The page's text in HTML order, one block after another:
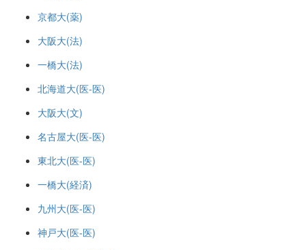
京都大(薬)
大阪大(法)
一橋大(法)
北海道大(医-医)
大阪大(文)
名古屋大(医-医)
東北大(医-医)
一橋大(経済)
九州大(医-医)
神戸大(医-医)